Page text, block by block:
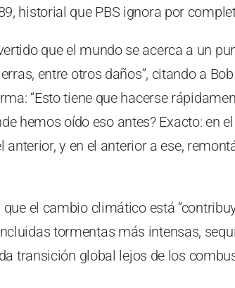
historial que PBS ignora por
que el mundo se acerca a un
entre otros daños”, citando a
“Esto tiene que hacerse
hemos oído eso antes? Exacto: en
anterior, y en el anterior a ese,
el cambio climático está
tormentas más intensas,
transición global lejos de los